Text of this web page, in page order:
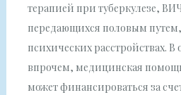
терапией при туберкулезе,
передающихся половым
психических расстройствах.
впрочем, медицинская
может финансироваться за